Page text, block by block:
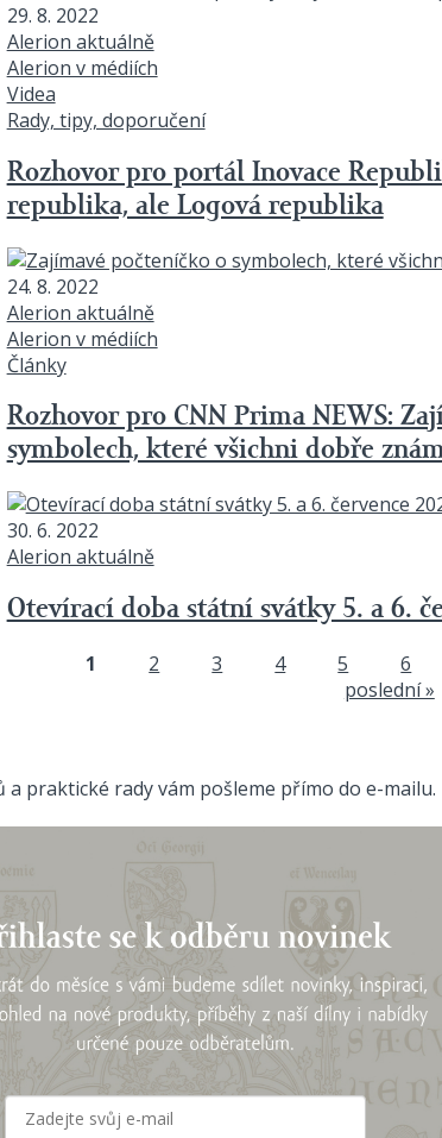
29. 8. 2022
Alerion aktuálně
Alerion v médiích
Videa
Rady, tipy, doporučení
Rozhovor pro portál Inovace
republika, ale Logová republika
24. 8. 2022
Alerion aktuálně
Alerion v médiích
Články
Rozhovor pro CNN Prima NEWS:
symbolech, které všichni dobře
30. 6. 2022
Alerion aktuálně
Otevírací doba státní svátky 5. a 6.
1 2 3 4 5 6
poslední »
praktické rady vám pošleme přímo do e-mailu.